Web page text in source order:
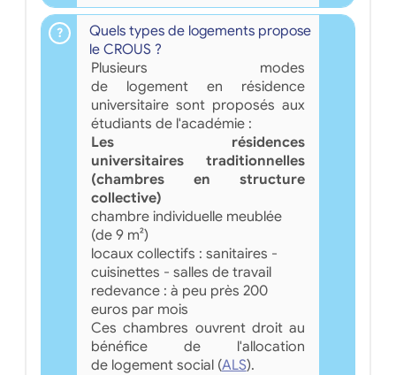
Quels types de logements propose
le CROUS ?
Plusieurs modes
de logement en résidence
universitaire sont proposés aux
étudiants de l'académie :
Les résidences
universitaires traditionnelles
(chambres en structure
collective)
chambre individuelle meublée
(de 9 m²)
locaux collectifs : sanitaires -
cuisinettes - salles de travail
redevance : à peu près 200
euros par mois
Ces chambres ouvrent droit au
bénéfice de l'allocation
de logement social (ALS).